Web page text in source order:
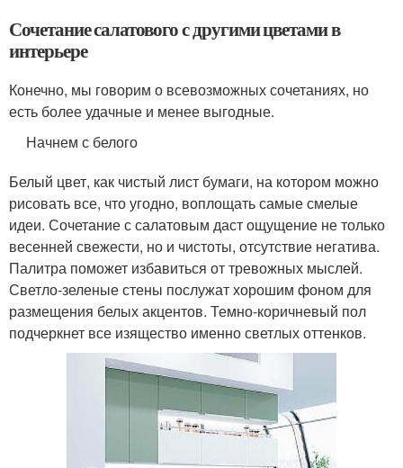
Сочетание салатового с другими цветами в
интерьере
Конечно, мы говорим о всевозможных сочетаниях, но
есть более удачные и менее выгодные.
Начнем с белого
Белый цвет, как чистый лист бумаги, на котором можно
рисовать все, что угодно, воплощать самые смелые
идеи. Сочетание с салатовым даст ощущение не только
весенней свежести, но и чистоты, отсутствие негатива.
Палитра поможет избавиться от тревожных мыслей.
Светло-зеленые стены послужат хорошим фоном для
размещения белых акцентов. Темно-коричневый пол
подчеркнет все изящество именно светлых оттенков.